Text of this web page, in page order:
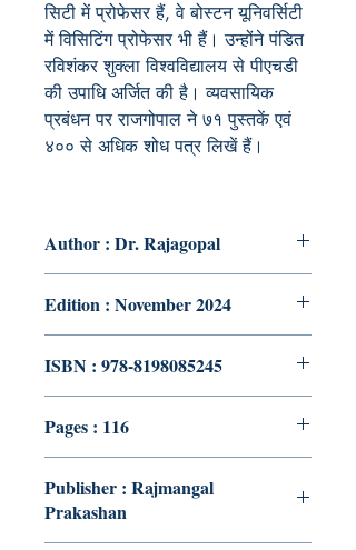
सिटी में प्रोफेसर हैं,वे बोस्टन यूनिवर्सिटी
में विसिटिंग प्रोफेसर भी हैं। उन्होंने पंडित
रविशंकर शुक्ला विश्वविद्यालय से पीएचडी
की उपाधि अर्जित की है। व्यवसायिक
प्रबंधन पर राजगोपाल ने ७१ पुस्तकें एवं
४०० से अधिक शोध पत्र लिखें हैं।
Author : Dr. Rajagopal
Edition : November 2024
ISBN : 978-8198085245
Pages : 116
Publisher : Rajmangal
Prakashan